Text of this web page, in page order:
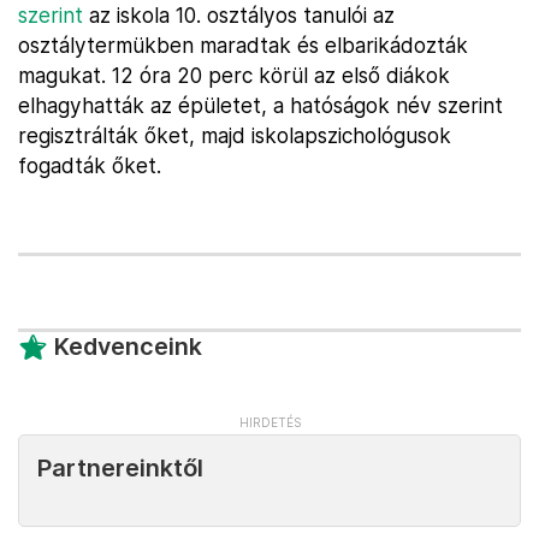
szerint az iskola 10. osztályos tanulói az
osztálytermükben maradtak és elbarikádozták
magukat. 12 óra 20 perc körül az első diákok
elhagyhatták az épületet, a hatóságok név szerint
regisztrálták őket, majd iskolapszichológusok
fogadták őket.
Kedvenceink
Partnereinktől